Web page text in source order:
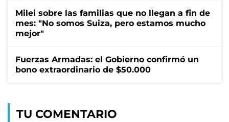
Milei sobre las familias que no llegan a fin de
mes: "No somos Suiza, pero estamos mucho
mejor"
Fuerzas Armadas: el Gobierno confirmó un
bono extraordinario de $50.000
TU COMENTARIO